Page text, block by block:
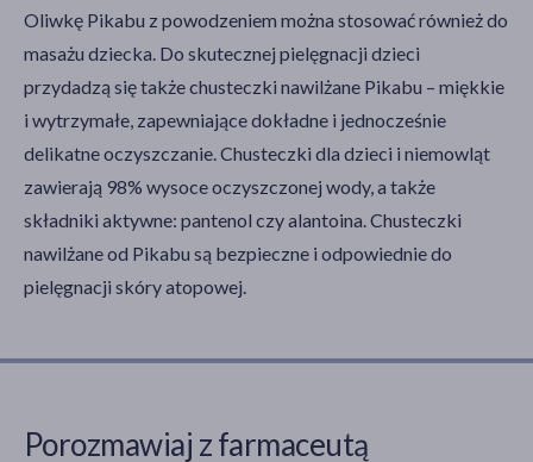
Oliwkę Pikabu z powodzeniem można stosować również do
masażu dziecka. Do skutecznej pielęgnacji dzieci
przydadzą się także chusteczki nawilżane Pikabu – miękkie
i wytrzymałe, zapewniające dokładne i jednocześnie
delikatne oczyszczanie. Chusteczki dla dzieci i niemowląt
zawierają 98% wysoce oczyszczonej wody, a także
składniki aktywne: pantenol czy alantoina. Chusteczki
nawilżane od Pikabu są bezpieczne i odpowiednie do
pielęgnacji skóry atopowej.
Porozmawiaj z farmaceutą